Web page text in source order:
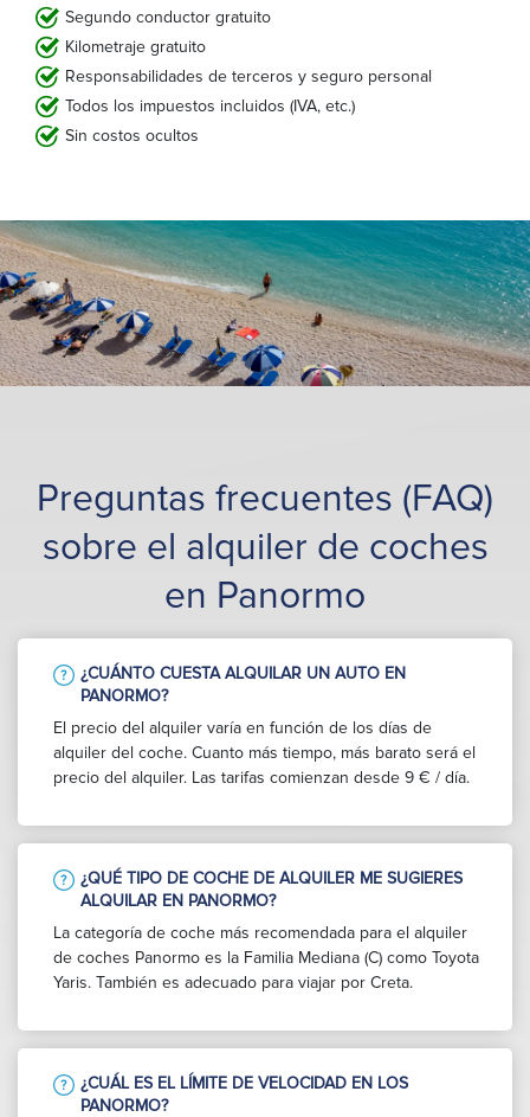
Segundo conductor gratuito
Kilometraje gratuito
Responsabilidades de terceros y seguro personal
Todos los impuestos incluidos (IVA, etc.)
Sin costos ocultos
Preguntas frecuentes (FAQ)
sobre el alquiler de coches
en Panormo
¿CUÁNTO CUESTA ALQUILAR UN AUTO EN
PANORMO?
El precio del alquiler varía en función de los días de
alquiler del coche. Cuanto más tiempo, más barato será el
precio del alquiler. Las tarifas comienzan desde 9 € / día.
¿QUÉ TIPO DE COCHE DE ALQUILER ME SUGIERES
ALQUILAR EN PANORMO?
La categoría de coche más recomendada para el alquiler
de coches Panormo es la Familia Mediana (C) como Toyota
Yaris. También es adecuado para viajar por Creta.
¿CUÁL ES EL LÍMITE DE VELOCIDAD EN LOS
PANORMO?